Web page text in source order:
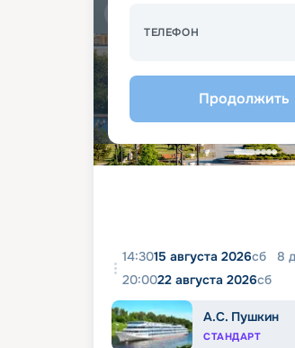
ТЕЛЕФОН
Продолжить
14:3015 августа 2026сб 8
20:0022 августа 2026сб
А.С. Пушкин
СТАНДАРТ